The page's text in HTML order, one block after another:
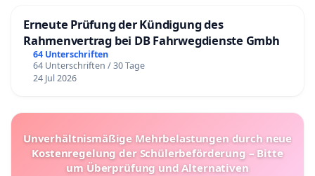
Erneute Prüfung der Kündigung des
Rahmenvertrag bei DB Fahrwegdienste Gmbh
64 Unterschriften
64 Unterschriften / 30 Tage
24 Jul 2026
Unverhältnismäßige Mehrbelastungen durch neue
Kostenregelung der Schülerbeförderung – Bitte
um Überprüfung und Alternativen